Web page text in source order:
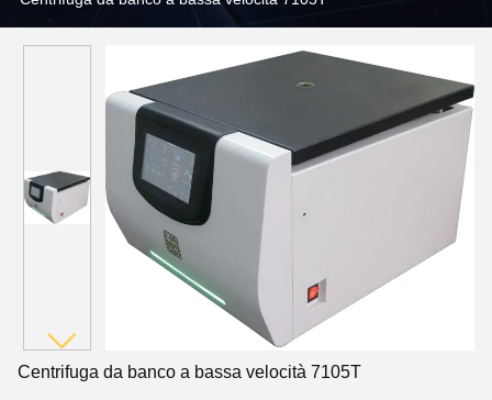
Centrifuga da banco a bassa velocità 7105T